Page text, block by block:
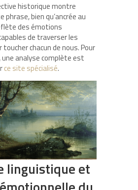
historique montre
phrase, bien qu’ancrée au
des émotions
de traverser les
chacun de nous. Pour
une analyse complète est
ce site spécialisé.
linguistique et